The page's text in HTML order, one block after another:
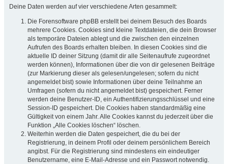
Deine Daten werden auf vier verschiedene Arten gesammelt:
Die Forensoftware phpBB erstellt bei deinem Besuch des Boards
mehrere Cookies. Cookies sind kleine Textdateien, die dein Browser
als temporäre Dateien ablegt und die zwischen den einzelnen
Aufrufen des Boards erhalten bleiben. In diesen Cookies sind die
aktuelle ID deiner Sitzung (damit dir alle Seitenaufrufe zugeordnet
werden können), Informationen über die von dir gelesenen Beiträge
(zur Markierung dieser als gelesen/ungelesen; sofern du nicht
angemeldet bist) sowie Informationen über deine Teilnahme an
Umfragen (sofern du nicht angemeldet bist) gespeichert. Ferner
werden deine Benutzer-ID, ein Authentifizierungsschlüssel und eine
Session-ID gespeichert. Die Cookies haben standardmäßig eine
Gültigkeit von einem Jahr. Alle Cookies kannst du jederzeit über die
Funktion „Alle Cookies löschen“ löschen.
Weiterhin werden die Daten gespeichert, die du bei der
Registrierung, in deinem Profil oder deinem persönlichem Bereich
angibst. Für die Registrierung sind mindestens ein eindeutiger
Benutzername, eine E-Mail-Adresse und ein Passwort notwendig.